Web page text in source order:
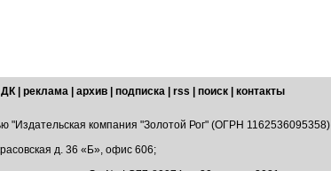
ДК реклама архив подписка rss поиск
контакты
"Издательская компания "Золотой Рог" (ОГРН 1162536095358)
д. 36 «Б», офис 606;